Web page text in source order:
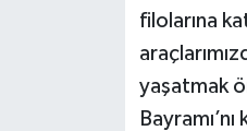
filolarına
yaşatmak